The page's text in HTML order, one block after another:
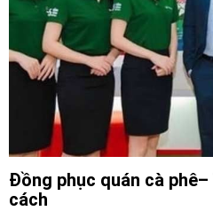
Đồng phục quán cà
cách